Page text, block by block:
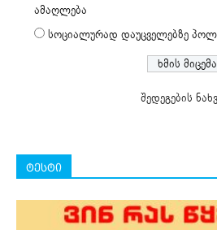
ამაღლება
სოციალურად დაუცველებზე
შედეგების
ტესტი